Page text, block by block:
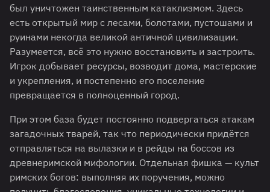
был уничтожен таинственным катаклизмом. Здесь
есть открытый мир с лесами, болотами, пустошами и
руинами некогда великой античной цивилизации.
Разумеется, всё это нужно восстановить и застроить.
Игрок добывает ресурсы, возводит дома, мастерские
и укрепления, и постепенно его поселение
превращается в полноценный город.
При этом база будет постоянно подвергаться атакам
загадочных тварей, так что периодически придётся
отправляться на вылазки и в рейды на боссов из
древнеримской мифологии. Отдельная фишка — культ
римских богов: выполняя их поручения, можно